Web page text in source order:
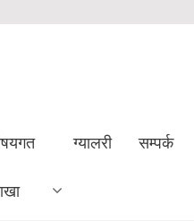
ग्यालरी सम्पर्क